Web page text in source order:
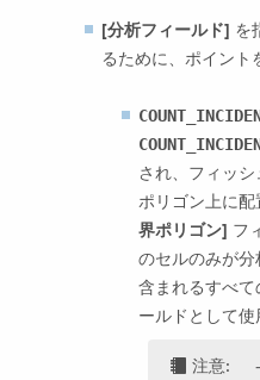
[分析フィールド] を
るために、ポイン
され、フィッ
ポリゴン上に
界ポリゴン] フ
のセルのみが
含まれるすべ
ールドとして
注意: